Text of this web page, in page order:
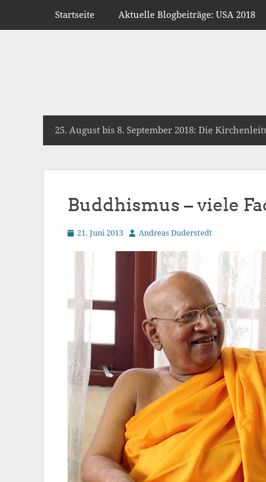
Primäres Menü
Inhalt
Startseite Aktuelle Blogbeiträge: USA 2018
Sekundäres Menü
Inhalt
25. August bis 8. September 2018: Die
Buddhismus – viele
Veröffentlicht
21. Juni 2013 AutorAndreas Duderstedt